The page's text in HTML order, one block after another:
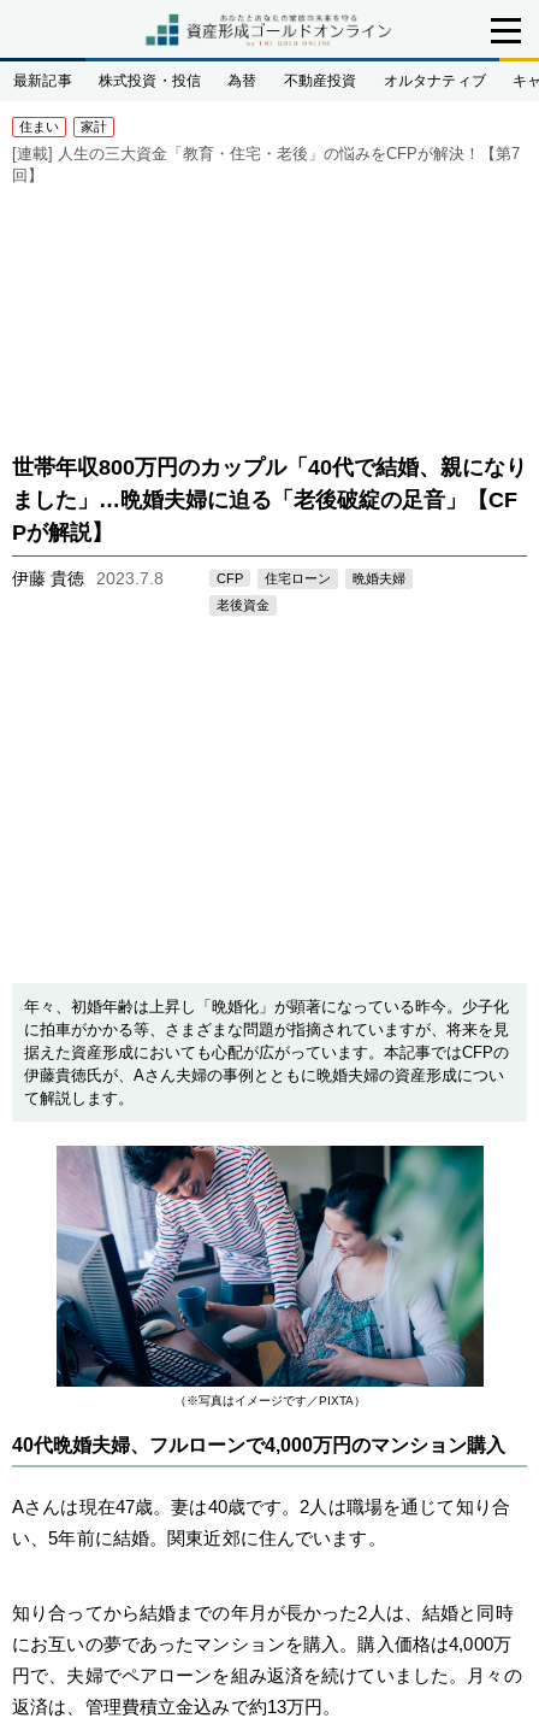
最新記事 株式投資・投信 為替 不動産投資 オルタナティブ キ
住まい 家計
[連載] 人生の三大資金「教育・住宅・老後」の悩みをCFPが解決！【第7
回】
世帯年収800万円のカップル「40代で結婚、親になり
ました」…晩婚夫婦に迫る「老後破綻の足音」【CF
Pが解説】
伊藤 貴徳 2023.7.8 CFP 住宅ローン
晩婚夫婦
老後資金
年々、初婚年齢は上昇し「晩婚化」が顕著になっている昨今。少子化
に拍車がかかる等、さまざまな問題が指摘されていますが、将来を見
据えた資産形成においても心配が広がっています。本記事ではCFPの
伊藤貴徳氏が、Aさん夫婦の事例とともに晩婚夫婦の資産形成につい
て解説します。
（※写真はイメージです／PIXTA）
40代晩婚夫婦、フルローンで4,000万円のマンション購入
Aさんは現在47歳。妻は40歳です。2人は職場を通じて知り合
い、5年前に結婚。関東近郊に住んでいます。
知り合ってから結婚までの年月が長かった2人は、結婚と同時
にお互いの夢であったマンションを購入。購入価格は4,000万
円で、夫婦でペアローンを組み返済を続けていました。月々の
返済は、管理費積立金込みで約13万円。